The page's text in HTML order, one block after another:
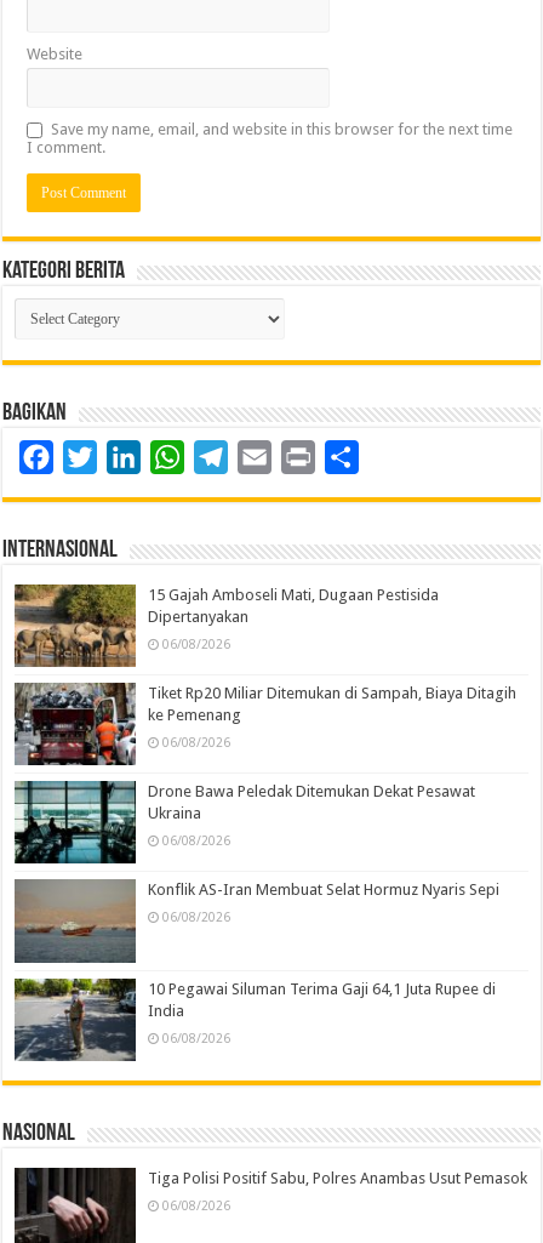
Website
Save my name, email, and website in this browser for the next time
I comment.
Kategori Berita
Kategori
Berita
Bagikan
FacebookTwitterLinkedInWhatsAppTelegram
Email Print
Internasional
15 Gajah Amboseli Mati, Dugaan Pestisida
Dipertanyakan
06/08/2026
Tiket Rp20 Miliar Ditemukan di Sampah, Biaya Ditagih
ke Pemenang
06/08/2026
Drone Bawa Peledak Ditemukan Dekat Pesawat
Ukraina
06/08/2026
Konflik AS-Iran Membuat Selat Hormuz Nyaris Sepi
06/08/2026
10 Pegawai Siluman Terima Gaji 64,1 Juta Rupee di
India
06/08/2026
Nasional
Tiga Polisi Positif Sabu, Polres Anambas Usut Pemasok
06/08/2026